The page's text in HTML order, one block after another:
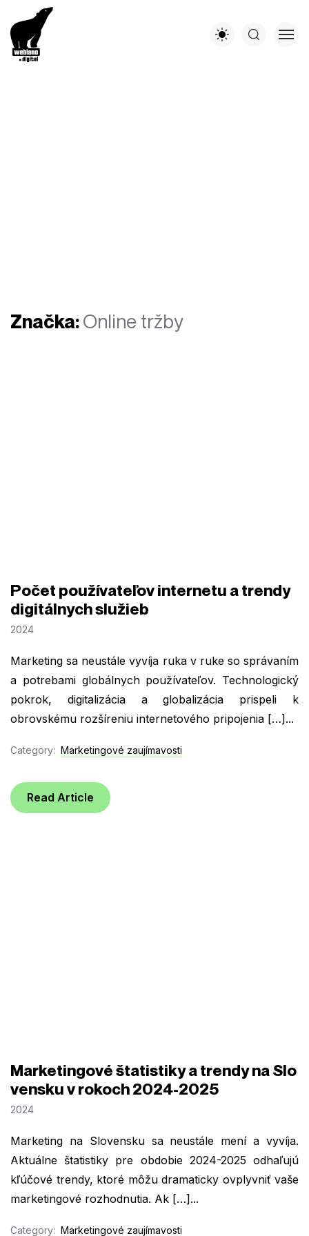
Značka:Online tržby
Počet používateľov internetu a trendy
digitálnych služieb
2024
Marketing sa neustále vyvíja ruka v ruke so správaním
a potrebami globálnych používateľov. Technologický
pokrok, digitalizácia a globalizácia prispeli k
obrovskému rozšíreniu internetového pripojenia […]...
Category: Marketingové zaujímavosti
Read Article
Marketingové štatistiky a trendy na Slo
vensku v rokoch 2024-2025
2024
Marketing na Slovensku sa neustále mení a vyvíja.
Aktuálne štatistiky pre obdobie 2024-2025 odhaľujú
kľúčové trendy, ktoré môžu dramaticky ovplyvniť vaše
marketingové rozhodnutia. Ak […]...
Category: Marketingové zaujímavosti